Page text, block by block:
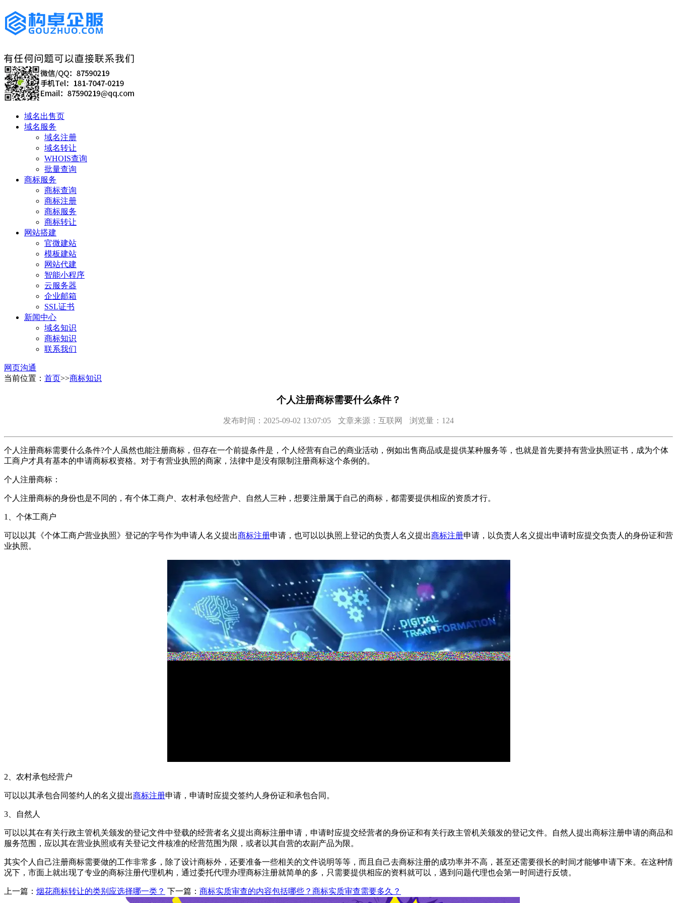
域名出售页
域名服务
域名注册
域名转让
WHOIS查询
批量查询
商标服务
商标查询
商标注册
商标服务
商标转让
网站搭建
官微建站
模板建站
网站代建
智能小程序
云服务器
企业邮箱
SSL证书
新闻中心
域名知识
商标知识
联系我们
网页沟通
当前位置： 首页>>商标知识
个人注册商标需要什么条件？
发布时间：2025-09-02 13:07:05 文章来源：互联网 浏览量：124
个人注册商标需要什么条件?个人虽然也能注册商标，但存在一个前提条件是，个人经营有自己的商业活动，例如出售商品或是提供某种服务等，也就是首先要持有营业执照证书，成为个体
工商户才具有基本的申请商标权资格。对于有营业执照的商家，法律中是没有限制注册商标这个条例的。
个人注册商标：
个人注册商标的身份也是不同的，有个体工商户、农村承包经营户、自然人三种，想要注册属于自己的商标，都需要提供相应的资质才行。
1、个体工商户
可以以其《个体工商户营业执照》登记的字号作为申请人名义提出商标注册申请，也可以以执照上登记的负责人名义提出商标注册申请，以负责人名义提出申请时应提交负责人的身份证和营
业执照。
2、农村承包经营户
可以以其承包合同签约人的名义提出商标注册申请，申请时应提交签约人身份证和承包合同。
3、自然人
可以以其在有关行政主管机关颁发的登记文件中登载的经营者名义提出商标注册申请，申请时应提交经营者的身份证和有关行政主管机关颁发的登记文件。自然人提出商标注册申请的商品和
服务范围，应以其在营业执照或有关登记文件核准的经营范围为限，或者以其自营的农副产品为限。
其实个人自己注册商标需要做的工作非常多，除了设计商标外，还要准备一些相关的文件说明等等，而且自己去商标注册的成功率并不高，甚至还需要很长的时间才能够申请下来。在这种情
况下，市面上就出现了专业的商标注册代理机构，通过委托代理办理商标注册就简单的多，只需要提供相应的资料就可以，遇到问题代理也会第一时间进行反馈。
上一篇： 烟花商标转让的类别应选择哪一类？ 下一篇： 商标实质审查的内容包括哪些？商标实质审查需要多久？